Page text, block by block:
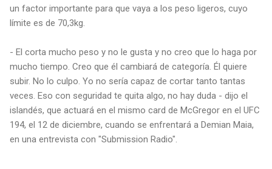
un factor importante para que vaya a los peso ligeros, cuyo
límite es de 70,3kg.
- El corta mucho peso y no le gusta y no creo que lo haga por
mucho tiempo. Creo que él cambiará de categoría. Él quiere
subir. No lo culpo. Yo no sería capaz de cortar tanto tantas
veces. Eso con seguridad te quita algo, no hay duda - dijo el
islandés, que actuará en el mismo card de McGregor en el UFC
194, el 12 de diciembre, cuando se enfrentará a Demian Maia,
en una entrevista con "Submission Radio".